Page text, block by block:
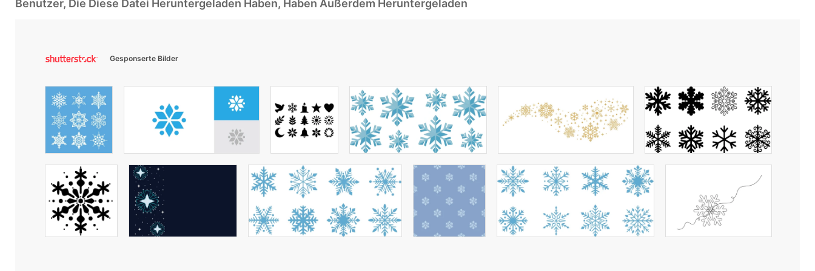
Benutzer, Die Diese Datei Heruntergeladen Haben, Haben Außerdem Heruntergeladen
Gesponserte Bilder